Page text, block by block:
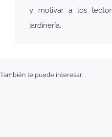
y motivar a los
jardinería.
También te puede interesar: